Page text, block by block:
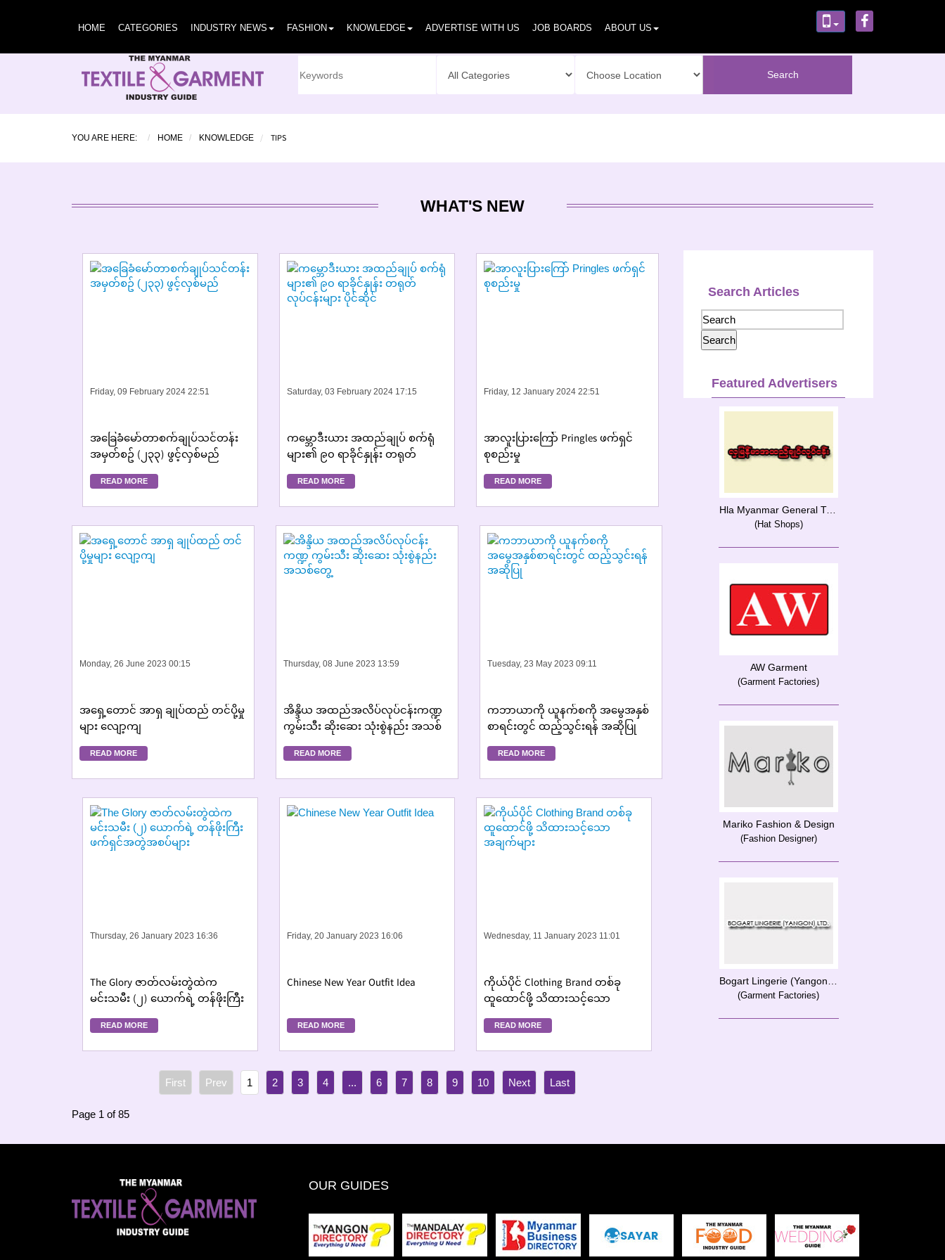
HOME CATEGORIES INDUSTRY NEWS FASHION KNOWLEDGE ADVERTISE WITH US JOB BOARDS ABOUT US
YOU ARE HERE: HOME KNOWLEDGE TIPS
WHAT'S NEW
Friday, 09 February 2024 22:51
အခြေခံမော်တာစက်ချုပ်သင်တန်း
အမှတ်စဥ် (၂၃၃) ဖွင့်လှစ်မည်
READ MORE
Saturday, 03 February 2024 17:15
ကမ္ဘောဒီးယား အထည်ချုပ် စက်ရုံ
များ၏ ၉၀ ရာခိုင်နှုန်း တရုတ်
လုပ်ငန်းများ ပိုင်ဆိုင်
READ MORE
Friday, 12 January 2024 22:51
အာလူးပြားကြော် Pringles ဖက်ရှင်
စုစည်းမှု
READ MORE
Monday, 26 June 2023 00:15
အရှေ့တောင် အာရှ ချုပ်ထည် တင်ပို့မှု
များ လျော့ကျ
READ MORE
Thursday, 08 June 2023 13:59
‌‌အိန္ဒိယ အထည်အလိပ်လုပ်ငန်းကဏ္ဍ
ကွမ်းသီး ဆိုးဆေး သုံးစွဲနည်း အသစ်
တွေ့READ MORE
Tuesday, 23 May 2023 09:11
ကဘာယာကို ယူနက်စကို အမွေအနှစ်
စာရင်းတွင် ထည့်သွင်းရန် အဆိုပြု
READ MORE
Thursday, 26 January 2023 16:36
The Glory ဇာတ်လမ်းတွဲထဲက
မင်းသမီး (၂) ယောက်ရဲ့ တန်ဖိုးကြီး
ဖက်ရှင်အတွဲအစပ်များ
READ MORE
Friday, 20 January 2023 16:06
Chinese New Year Outfit Idea
READ MORE
Wednesday, 11 January 2023 11:01
ကိုယ်ပိုင် Clothing Brand တစ်ခု
ထူထောင်ဖို့ သိထားသင့်သော
အချက်များ
READ MORE
1 2 3 4 ... 6 7 8 9 10
Page 1 of 85
Search Articles
Featured Advertisers
Hla Myanmar General Trading & Services Co-op Ltd.
(Hat Shops)
AW Garment
(Garment Factories)
Mariko Fashion & Design
(Fashion Designer)
(Garment Factories)
OUR GUIDES